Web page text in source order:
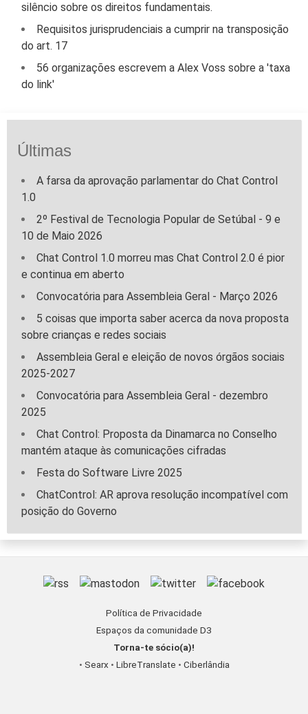
silêncio sobre os direitos fundamentais.
Requisitos jurisprudenciais a cumprir na transposição
do art. 17
56 organizações escrevem a Alex Voss sobre a 'taxa
do link'
Últimas
A farsa da aprovação parlamentar do Chat Control
1.0
2º Festival de Tecnologia Popular de Setúbal - 9 e
10 de Maio 2026
Chat Control 1.0 morreu mas Chat Control 2.0 é pior
e continua em aberto
Convocatória para Assembleia Geral - Março 2026
5 coisas que importa saber acerca da nova proposta
sobre crianças e redes sociais
Assembleia Geral e eleição de novos órgãos sociais
2025-2027
Convocatória para Assembleia Geral - dezembro
2025
Chat Control: Proposta da Dinamarca no Conselho
mantém ataque às comunicações cifradas
Festa do Software Livre 2025
ChatControl: AR aprova resolução incompatível com
posição do Governo
Política de Privacidade
Espaços da comunidade D3
Torna-te sócio(a)!
• Searx • LibreTranslate • Ciberlândia